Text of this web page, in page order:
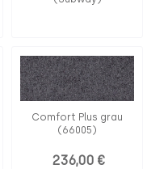
Comfort Plus grau
(66005)
236,00 €